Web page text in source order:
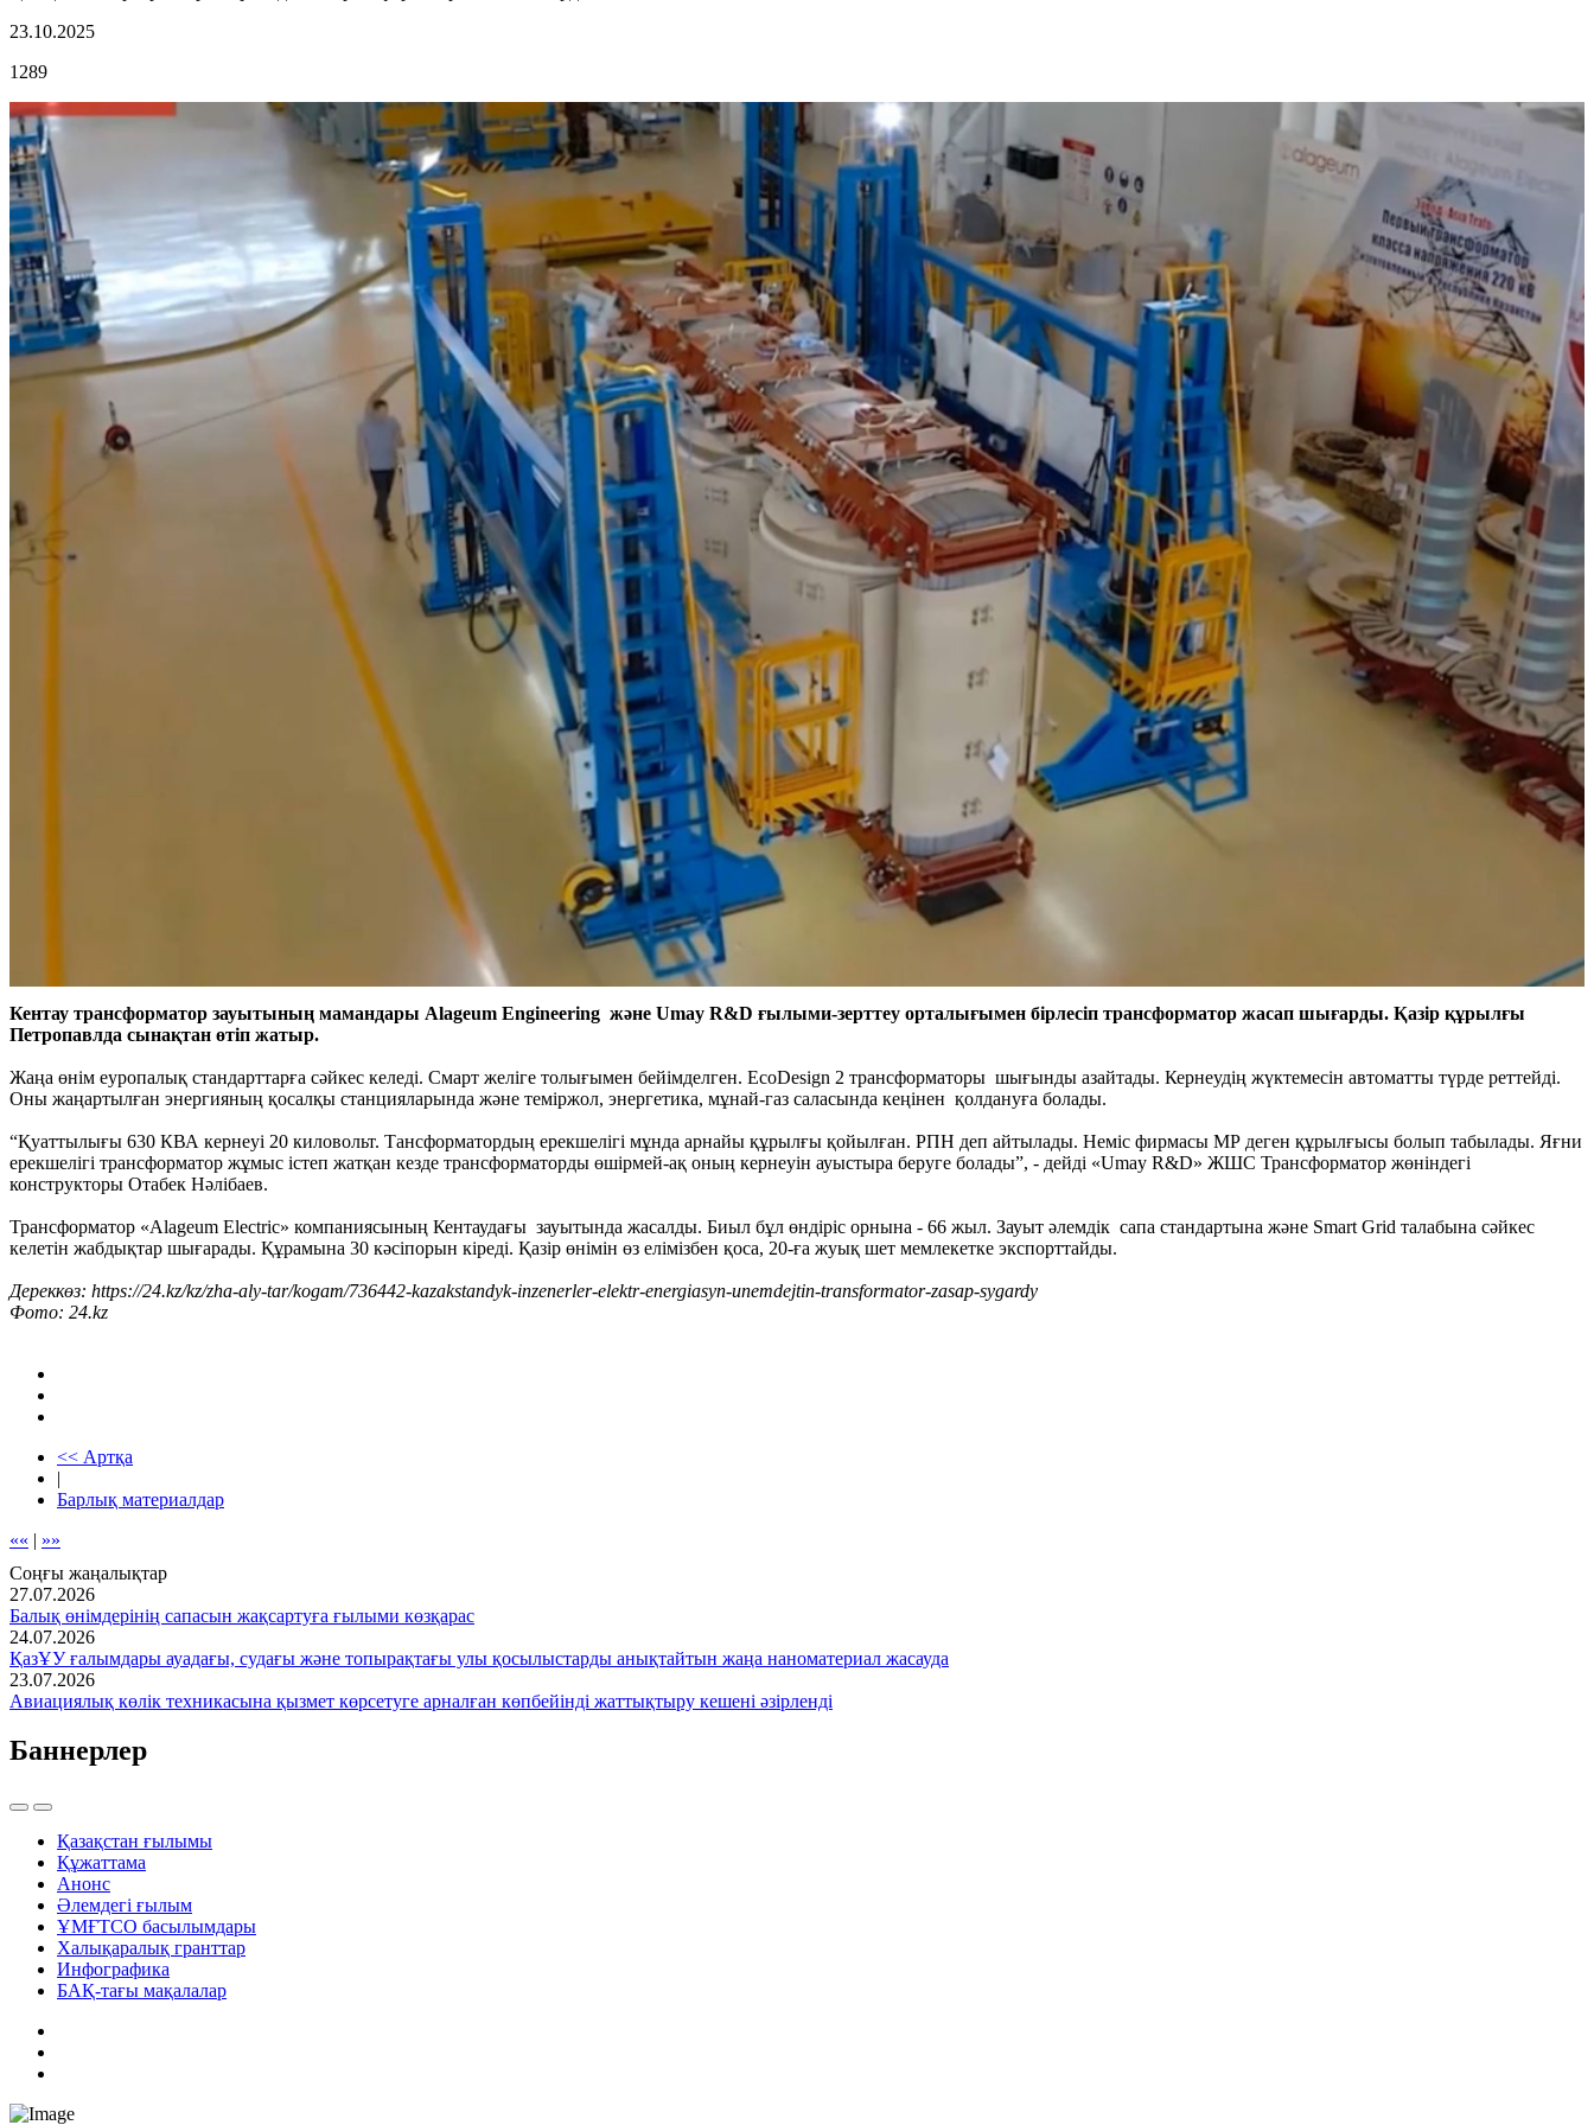
23.10.2025
1289
Кентау трансформатор зауытының мамандары Alageum Engineering және Umay R&D ғылыми-зерттеу орталығымен бірлесіп трансформатор жасап шығарды. Қазір құрылғы
Петропавлда сынақтан өтіп жатыр.
Жаңа өнім еуропалық стандарттарға сәйкес келеді. Смарт желіге толығымен бейімделген. EcoDesign 2 трансформаторы шығынды азайтады. Кернеудің жүктемесін автоматты түрде реттейді.
Оны жаңартылған энергияның қосалқы станцияларында және теміржол, энергетика, мұнай-газ саласында кеңінен қолдануға болады.
“Қуаттылығы 630 КВА кернеуі 20 киловольт. Тансформатордың ерекшелігі мұнда арнайы құрылғы қойылған. РПН деп айтылады. Неміс фирмасы МР деген құрылғысы болып табылады. Яғни
ерекшелігі трансформатор жұмыс істеп жатқан кезде трансформаторды өшірмей-ақ оның кернеуін ауыстыра беруге болады”, - дейді «Umay R&D» ЖШС Трансформатор жөніндегі
конструкторы Отабек Нәлібаев.
Трансформатор «Alageum Electric» компаниясының Кентаудағы зауытында жасалды. Биыл бұл өндіріс орнына - 66 жыл. Зауыт әлемдік сапа стандартына және Smart Grid талабына сәйкес
келетін жабдықтар шығарады. Құрамына 30 кәсіпорын кіреді. Қазір өнімін өз елімізбен қоса, 20-ға жуық шет мемлекетке экспорттайды.
Дереккөз: https://24.kz/kz/zha-aly-tar/kogam/736442-kazakstandyk-inzenerler-elektr-energiasyn-unemdejtin-transformator-zasap-sygardy
Фото: 24.kz
<< Артқа
|
Барлық материалдар
«« | »»
Соңғы жаңалықтар
27.07.2026
Балық өнімдерінің сапасын жақсартуға ғылыми көзқарас
24.07.2026
ҚазҰУ ғалымдары ауадағы, судағы және топырақтағы улы қосылыстарды анықтайтын жаңа наноматериал жасауда
23.07.2026
Авиациялық көлік техникасына қызмет көрсетуге арналған көпбейінді жаттықтыру кешені әзірленді
Баннерлер
Қазақстан ғылымы
Құжаттама
Анонс
Әлемдегі ғылым
ҰМҒТСО басылымдары
Халықаралық гранттар
Инфографика
БАҚ-тағы мақалалар